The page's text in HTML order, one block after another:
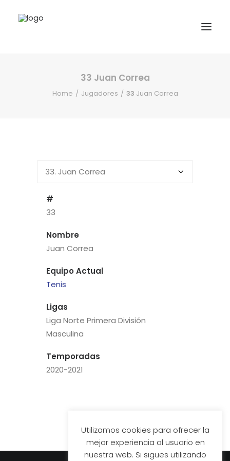
33 Juan Correa
Home Jugadores 33 Juan Correa
#
33
Nombre
Juan Correa
Equipo Actual
Tenis
Ligas
Liga Norte Primera División
Masculina
Temporadas
2020-2021
Utilizamos cookies para ofrecer la
mejor experiencia al usuario en
nuestra web. Si sigues utilizando